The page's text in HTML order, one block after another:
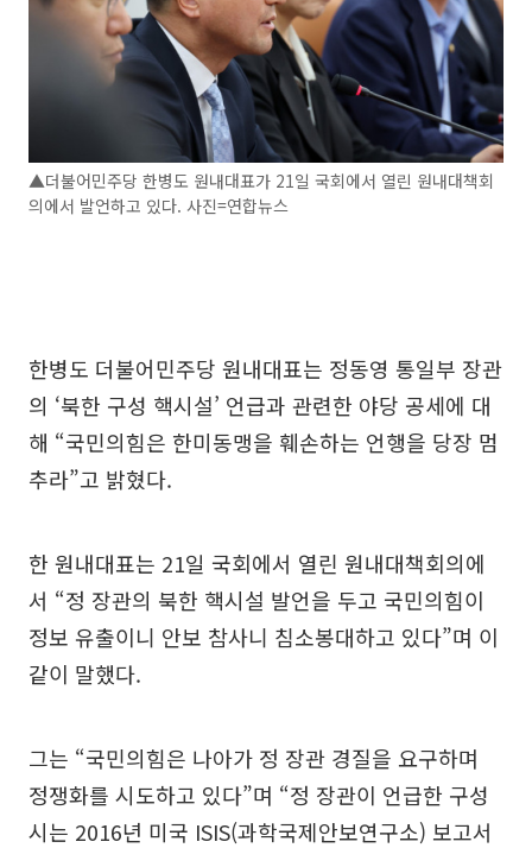
▲더불어민주당 한병도 원내대표가 21일 국회에서 열린 원내대책회
의에서 발언하고 있다. 사진=연합뉴스
한병도 더불어민주당 원내대표는 정동영 통일부 장관
의 ‘북한 구성 핵시설’ 언급과 관련한 야당 공세에 대
해 “국민의힘은 한미동맹을 훼손하는 언행을 당장 멈
추라”고 밝혔다.
한 원내대표는 21일 국회에서 열린 원내대책회의에
서 “정 장관의 북한 핵시설 발언을 두고 국민의힘이
정보 유출이니 안보 참사니 침소봉대하고 있다”며 이
같이 말했다.
그는 “국민의힘은 나아가 정 장관 경질을 요구하며
정쟁화를 시도하고 있다”며 “정 장관이 언급한 구성
시는 2016년 미국 ISIS(과학국제안보연구소) 보고서